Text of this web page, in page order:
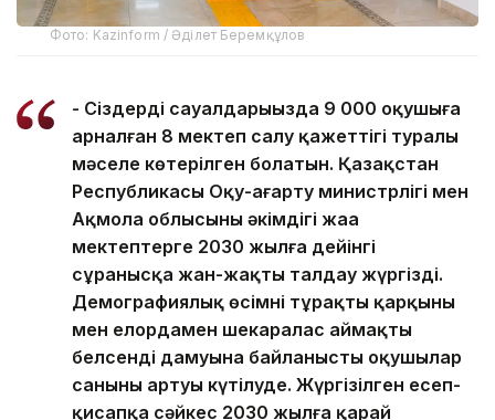
Фото: Kazinform / Әділет Беремқұлов
- Сіздердің сауалдарыңызда 9 000 оқушыға
арналған 8 мектеп салу қажеттігі туралы
мәселе көтерілген болатын. Қазақстан
Республикасы Оқу-ағарту министрлігі мен
Ақмола облысының әкімдігі жаңа
мектептерге 2030 жылға дейінгі
сұранысқа жан-жақты талдау жүргізді.
Демографиялық өсімнің тұрақты қарқыны
мен елордамен шекаралас аймақтың
белсенді дамуына байланысты оқушылар
санының артуы күтілуде. Жүргізілген есеп-
қисапқа сәйкес 2030 жылға қарай